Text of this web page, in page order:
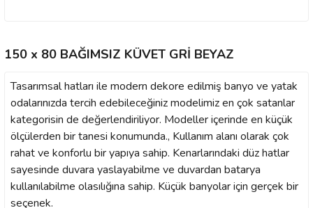
150 x 80 BAĞIMSIZ KÜVET GRİ BEYAZ
Tasarımsal hatları ile modern dekore edilmiş banyo ve yatak
odalarınızda tercih edebileceğiniz modelimiz en çok satanlar
kategorisin de değerlendiriliyor. Modeller içerinde en küçük
ölçülerden bir tanesi konumunda., Kullanım alanı olarak çok
rahat ve konforlu bir yapıya sahip. Kenarlarındaki düz hatlar
sayesinde duvara yaslayabilme ve duvardan batarya
kullanılabilme olasılığına sahip. Küçük banyolar için gerçek bir
seçenek.